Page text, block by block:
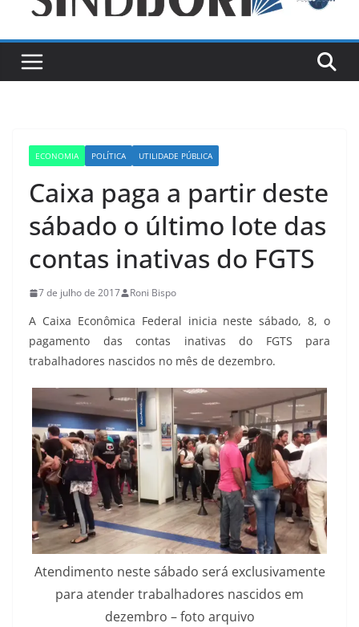
ECONOMIA POLÍTICA UTILIDADE PÚBLICA
Caixa paga a partir deste
sábado o último lote das
contas inativas do FGTS
7 de julho de 2017 Roni Bispo
A Caixa Econômica Federal inicia neste sábado, 8, o
pagamento das contas inativas do FGTS para
trabalhadores nascidos no mês de dezembro.
Atendimento neste sábado será exclusivamente
para atender trabalhadores nascidos em
dezembro – foto arquivo